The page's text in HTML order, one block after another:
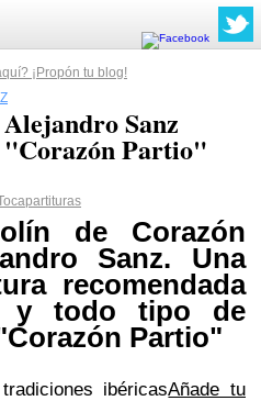
¡Propón tu blog!
Sanz
Partio"
de Corazón
Sanz. Una
recomendada
y todo tipo de
Partio"
ibéricasAñade tu